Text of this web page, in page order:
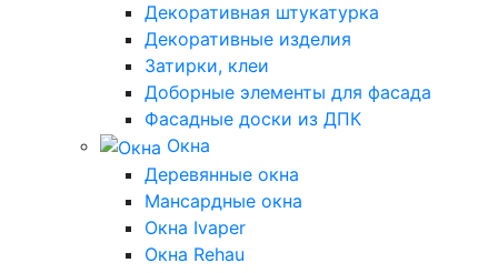
Декоративная штукатурка
Декоративные изделия
Затирки, клеи
Доборные элементы для фасада
Фасадные доски из ДПК
Окна
Деревянные окна
Мансардные окна
Окна Ivaper
Окна Rehau